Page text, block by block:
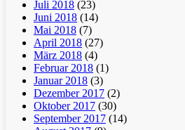
Juli 2018 (23)
Juni 2018 (14)
Mai 2018 (7)
April 2018 (27)
März 2018 (4)
Februar 2018 (1)
Januar 2018 (3)
Dezember 2017 (2)
Oktober 2017 (30)
September 2017 (14)